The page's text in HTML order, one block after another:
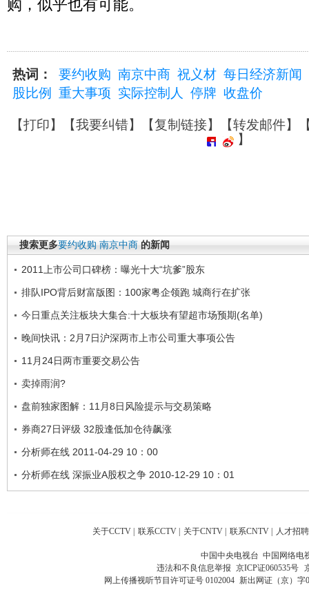
购，似乎也有可能。
热词： 要约收购 南京中商 祝义材 每日经济新闻
股比例
重大事项 实际控制人 停牌 收盘价
【打印】【我要纠错】【复制链接】【转发邮件】
】
搜索更多要约收购 南京中商 的新闻
2011上市公司口碑榜：曝光十大“坑爹”股东
排队IPO背后财富版图：100家粤企领跑 城商行在扩张
今日重点关注板块大集合:十大板块有望超市场预期(名单)
晚间快讯：2月7日沪深两市上市公司重大事项公告
11月24日两市重要交易公告
卖掉雨润?
盘前独家图解：11月8日风险提示与交易策略
券商27日评级 32股逢低加仓待飙涨
分析师在线 2011-04-29 10：00
分析师在线 深振业A股权之争 2010-12-29 10：01
关于CCTV | 联系CCTV | 关于CNTV | 联系CNTV | 人才招聘
中国中央电视台 中国网络电
违法和不良信息举报 京ICP证060535号
网上传播视听节目许可证号 0102004 新出网证（京）